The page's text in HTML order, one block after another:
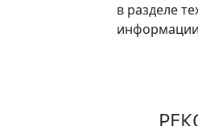
в разделе
информации